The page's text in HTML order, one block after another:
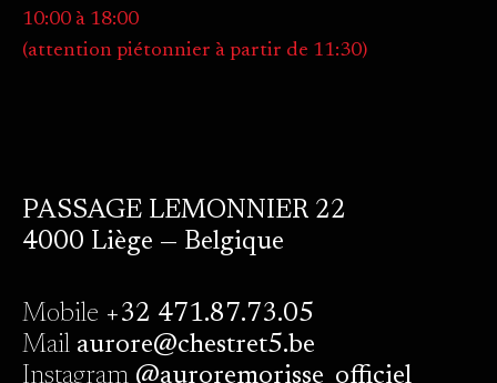
10:00 à 18:00
(attention piétonnier à partir de 11:30)
PASSAGE LEMONNIER 22
4000 Liège — Belgique
Mobile +32 471.87.73.05
Mailaurore@chestret5.be
Instagram@auroremorisse_officiel